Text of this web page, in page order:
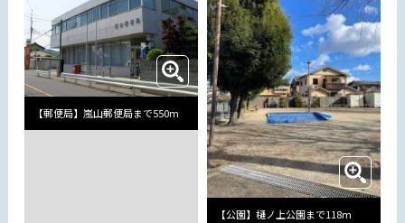
【郵便局】嵐山郵便局まで550m
【公園】樋ノ上公園まで118m